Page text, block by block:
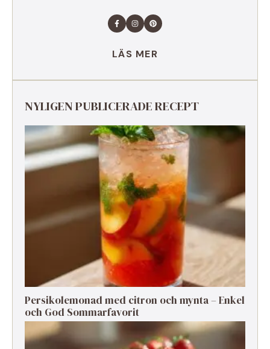
LÄS MER
NYLIGEN PUBLICERADE RECEPT
Persikolemonad med citron och mynta – Enkel
och God Sommarfavorit